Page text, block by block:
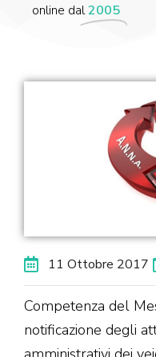
online dal2005
11 Ottobre 2017
Competenza del
notificazione degli